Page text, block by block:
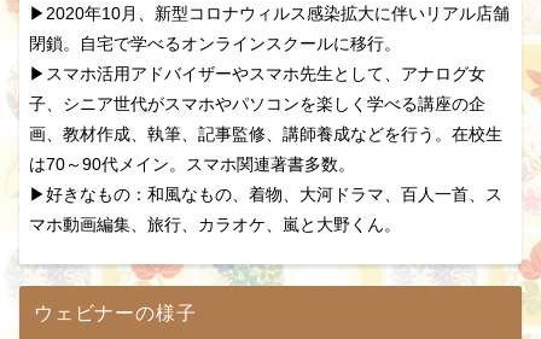
▶2020年10月、新型コロナウィルス感染拡大に伴いリアル店舗
閉鎖。自宅で学べるオンラインスクールに移行。
▶スマホ活用アドバイザーやスマホ先生として、アナログ女
子、シニア世代がスマホやパソコンを楽しく学べる講座の企
画、教材作成、執筆、記事監修、講師養成などを行う。在校生
は70～90代メイン。スマホ関連著書多数。
▶好きなもの：和風なもの、着物、大河ドラマ、百人一首、ス
マホ動画編集、旅行、カラオケ、嵐と大野くん。
ウェビナーの様子